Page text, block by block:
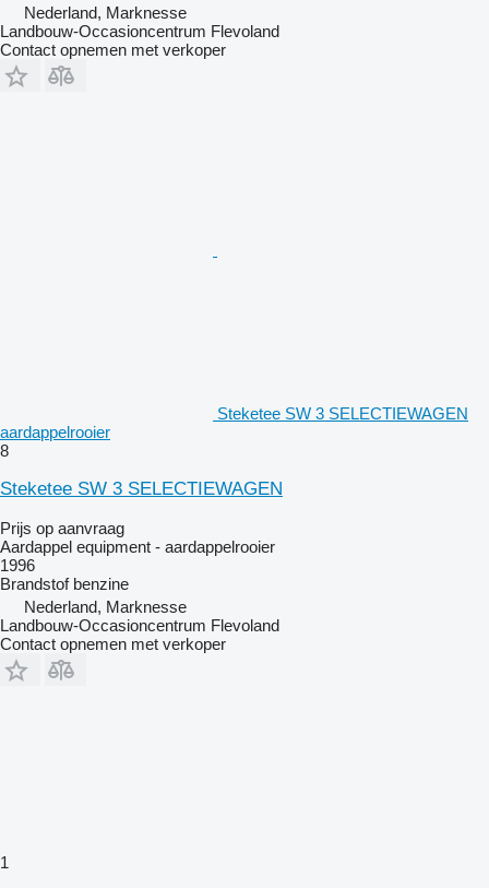
Nederland, Marknesse
Landbouw-Occasioncentrum Flevoland
Contact opnemen met verkoper
Steketee SW 3 SELECTIEWAGEN
aardappelrooier
8
Steketee SW 3 SELECTIEWAGEN
Prijs op aanvraag
Aardappel equipment - aardappelrooier
1996
Brandstof benzine
Nederland, Marknesse
Landbouw-Occasioncentrum Flevoland
Contact opnemen met verkoper
1